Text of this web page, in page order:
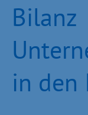
Bilanz
in den